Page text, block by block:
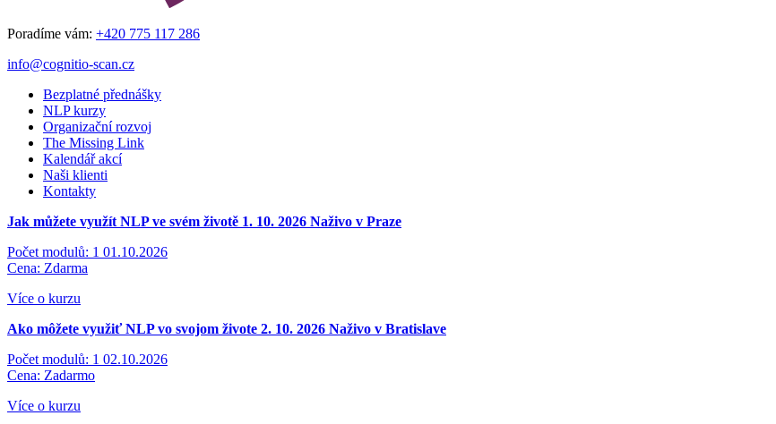
Poradíme vám: +420 775 117 286
info@cognitio-scan.cz
Bezplatné přednášky
NLP kurzy
Organizační rozvoj
The Missing Link
Kalendář akcí
Naši klienti
Kontakty
Jak můžete využít NLP ve svém životě 1. 10. 2026 Naživo v Praze
Počet modulů: 1 01.10.2026
Cena: Zdarma
Více o kurzu
Ako môžete využiť NLP vo svojom živote 2. 10. 2026 Naživo v Bratislave
Počet modulů: 1 02.10.2026
Cena: Zadarmo
Více o kurzu